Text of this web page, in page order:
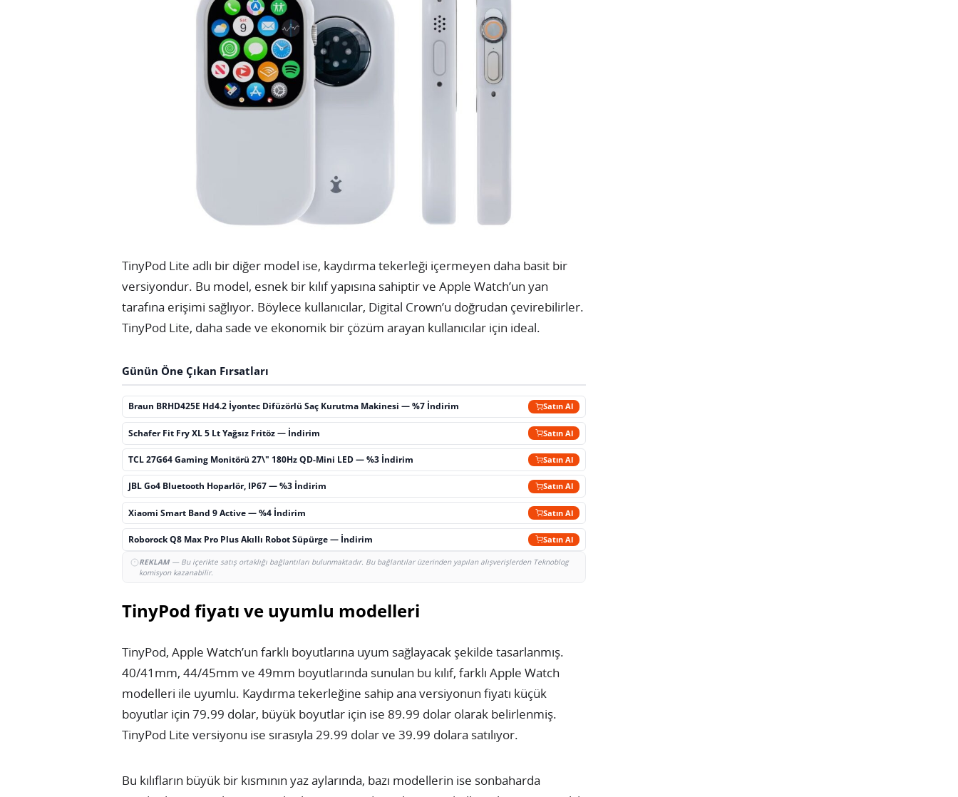
TinyPod Lite adlı bir diğer model ise, kaydırma tekerleği içermeyen daha basit bir
versiyondur. Bu model, esnek bir kılıf yapısına sahiptir ve Apple Watch’un yan
tarafına erişimi sağlıyor. Böylece kullanıcılar, Digital Crown’u doğrudan çevirebilirler.
TinyPod Lite, daha sade ve ekonomik bir çözüm arayan kullanıcılar için ideal.
Günün Öne Çıkan Fırsatları
Braun BRHD425E Hd4.2 İyontec Difüzörlü Saç Kurutma Makinesi — %7 İndirim Satın Al
Schafer Fit Fry XL 5 Lt Yağsız Fritöz — İndirim Satın Al
TCL 27G64 Gaming Monitörü 27\" 180Hz QD-Mini LED — %3 İndirim Satın Al
JBL Go4 Bluetooth Hoparlör, IP67 — %3 İndirim Satın Al
Xiaomi Smart Band 9 Active — %4 İndirim Satın Al
Roborock Q8 Max Pro Plus Akıllı Robot Süpürge — İndirim Satın Al
REKLAM— Bu içerikte satış ortaklığı bağlantıları bulunmaktadır. Bu bağlantılar üzerinden yapılan alışverişlerden Teknoblog
komisyon kazanabilir.
TinyPod fiyatı ve uyumlu modelleri
TinyPod, Apple Watch’un farklı boyutlarına uyum sağlayacak şekilde tasarlanmış.
40/41mm, 44/45mm ve 49mm boyutlarında sunulan bu kılıf, farklı Apple Watch
modelleri ile uyumlu. Kaydırma tekerleğine sahip ana versiyonun fiyatı küçük
boyutlar için 79.99 dolar, büyük boyutlar için ise 89.99 dolar olarak belirlenmiş.
TinyPod Lite versiyonu ise sırasıyla 29.99 dolar ve 39.99 dolara satılıyor.
Bu kılıfların büyük bir kısmının yaz aylarında, bazı modellerin ise sonbaharda